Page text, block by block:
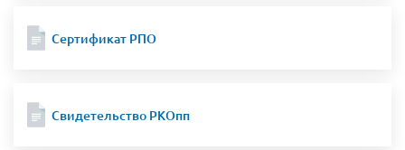
Сертификат РПО
Свидетельство РКОпп